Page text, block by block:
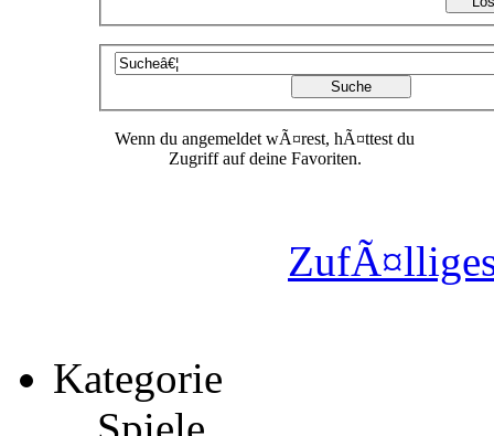
Wenn du angemeldet wÃ¤rest, hÃ¤ttest du
Zugriff auf deine Favoriten.
Kategorie